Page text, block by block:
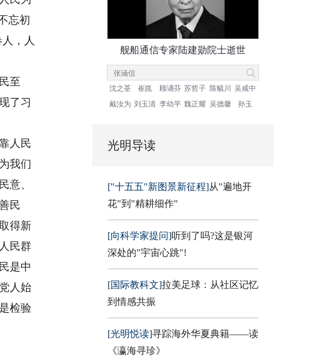
忘初
，人
至
了习
人民
我们
意、
民
得新
民群
是中
人始
检验
舰船通信专家陆建勋院士逝世
沈之荃 崔崑 顾诵芬 苏哲子 陈毓川
吴咸中
戴汝为 刘玉清 李幼平 魏正耀 吴德馨 孙玉
光明导读
["十五五"新图景新征程]从"遍地开
花"到"精耕细作"
[向科学家提问]听到了吗?这是银河
深处的"宇宙心跳"!
[国际教科文]拉美足球：从社区记忆
到情感共振
[光明悦读]寻踪海外华夏典籍——读
《瀛海寻珍》